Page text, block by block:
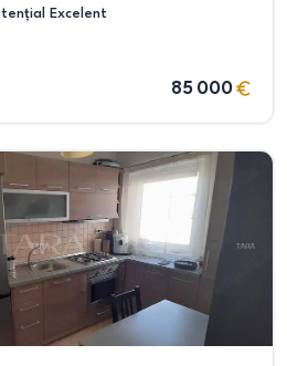
Excelent
85 000